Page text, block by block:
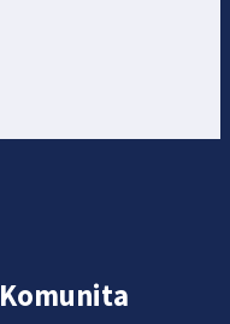
Komunita